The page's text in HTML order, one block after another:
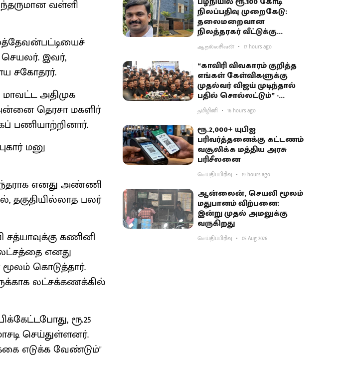
வள்ளி
இவர்,
சகோதரர்.
மாவட்ட அதிமுக
தெரசா மகளிர்
பணியாற்றினார்.
மனு
எனது அண்ணி
தகுதியில்லாத பலர்
கணினி
எனது
கொடுத்தார்.
லட்சக்கணக்கில்
ரூ.25
செய்துள்ளனர்.
எடுக்க வேண்டும்"
நிலப்பதிவு முறைகேடு:
தலைமறைவான
நிலத்தரகர் வீட்டுக்கு
சிபிசிஐடி ‘சீல்’
ஆ.நல்லசிவன் 17 hours ago
“காவிரி விவகாரம் குறித்த
எங்கள் கேள்விகளுக்கு
முதல்வர் விஜய் முடிந்தால்
பதில் சொல்லட்டும்” -
உதயநிதி சவால்
தமிழினி 16 hours ago
ரூ.2,000+ யுபிஐ
பரிவர்த்தனைக்கு கட்டணம்
வசூலிக்க மத்திய அரசு
பரிசீலனை
செய்திப்பிரிவு 19 hours ago
ஆன்லைன், செயலி மூலம்
மதுபானம் விற்பனை:
இன்று முதல் அமலுக்கு
வருகிறது
செய்திப்பிரிவு 05 Aug 2026